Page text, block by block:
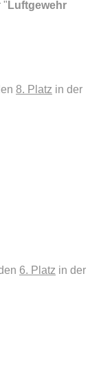
" Luftgewehr
8. Platz in der
6. Platz in der